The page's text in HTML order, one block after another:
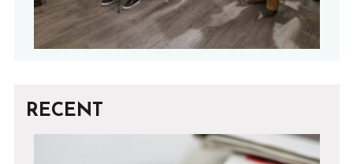
RECENT